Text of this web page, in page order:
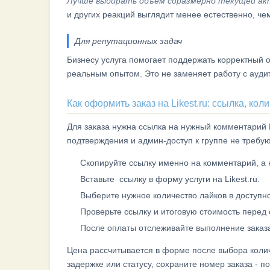
и других реакций выглядит менее естественно,
Для репутационных задач
Бизнесу услуга помогает поддержать
реальным опытом. Это не заменяет работу с
Как оформить заказ на Likest.ru: ссылка,
Для заказа нужна ссылка на нужный комментарий
подтверждения и админ-доступ к группе не
Скопируйте ссылку именно на комментарий, а
Вставьте ссылку в форму услуги на Likest.ru.
Выберите нужное количество лайков в
Проверьте ссылку и итоговую стоимость перед
После оплаты отслеживайте выполнение
Цена рассчитывается в форме после выбора
задержке или статусу, сохраните номер заказа -